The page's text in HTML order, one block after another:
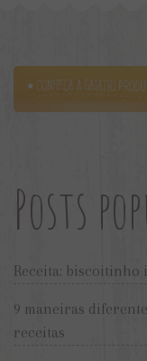
Posts
Receita: biscoitinho
9 maneiras
receitas